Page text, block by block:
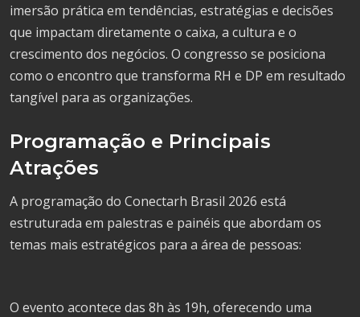
imersão prática em tendências, estratégias e decisões
que impactam diretamente o caixa, a cultura e o
crescimento dos negócios. O congresso se posiciona
como o encontro que transforma RH e DP em resultado
tangível para as organizações.
Programação e Principais
Atrações
A programação do Conectarh Brasil 2026 está
estruturada em palestras e painéis que abordam os
temas mais estratégicos para a área de pessoas:
O evento acontece das 8h às 19h, oferecendo uma